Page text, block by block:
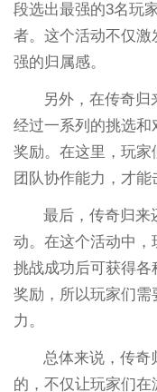
段选出最强的3名玩
者。这个活动不仅激
强的归属感。
另外，在传奇归
经过一系列的挑选
奖励。在这里，玩家
团队协作能力，才能
最后，传奇归来
动。在这个活动中，
挑战成功后可获得各
奖励，所以玩家们
力。
总体来说，传奇
的，不仅让玩家们